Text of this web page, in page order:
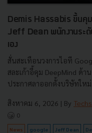
Demis Hassabis ขึ้นคุ
Jeff Dean พนักงานระดั
เอง
สั่นสะเทือนวงการไอที
สละเก้าอี้คุม DeepMind ด้
ประกาศลาออกตั้งบริษัทใหม่
สิงหาคม 6, 2026 | By
0
News google Jeff Dean